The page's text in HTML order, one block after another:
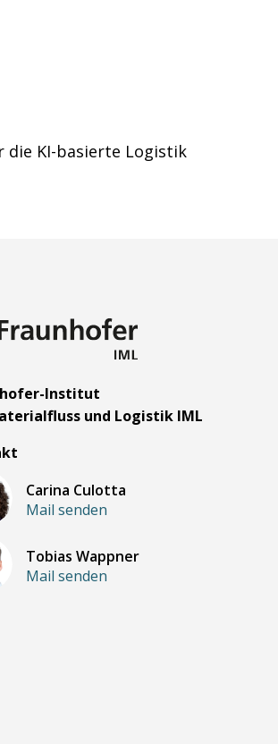
KI-basierte Logistik
Institut
und Logistik IML
Carina Culotta
Mail senden
Tobias Wappner
Mail senden